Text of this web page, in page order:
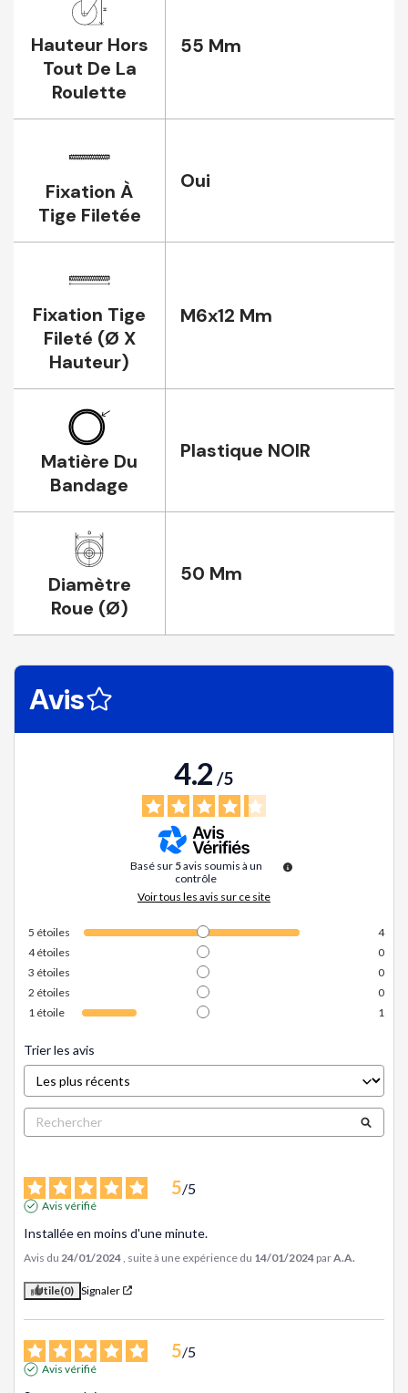
Hauteur Hors
Tout De La
Roulette
55 Mm
Fixation À
Tige Filetée
Oui
Fixation Tige
Fileté (Ø X
Hauteur)
M6x12 Mm
Matière Du
Bandage
Plastique NOIR
Diamètre
Roue (Ø)
50 Mm
Avis
4.2/5
Basé sur 5avis soumis à un
contrôle
Voir tous les avis sur ce site
5 étoiles
4
4étoiles
0
3 étoiles
0
2 étoiles
0
1 étoile 1
Trier les avis
5/5
Avis vérifié
Installée en moins d'une minute.
Avis du 24/01/2024 , suite à une expérience du 14/01/2024 parA.A.
Utile(0) Signaler
5/5
Avis vérifié